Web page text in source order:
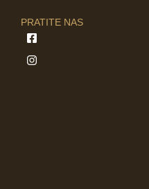
PRATITE NAS